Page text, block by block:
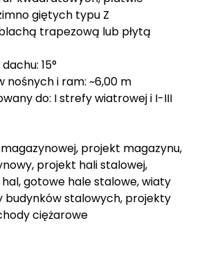
giętych typu Z
trapezową lub płytą
15°
nośnych i ram: ~6,00 m
do: I strefy wiatrowej i I-III
projekt magazynu,
projekt hali stalowej,
gotowe hale stalowe, wiaty
budynków stalowych, projekty
ciężarowe